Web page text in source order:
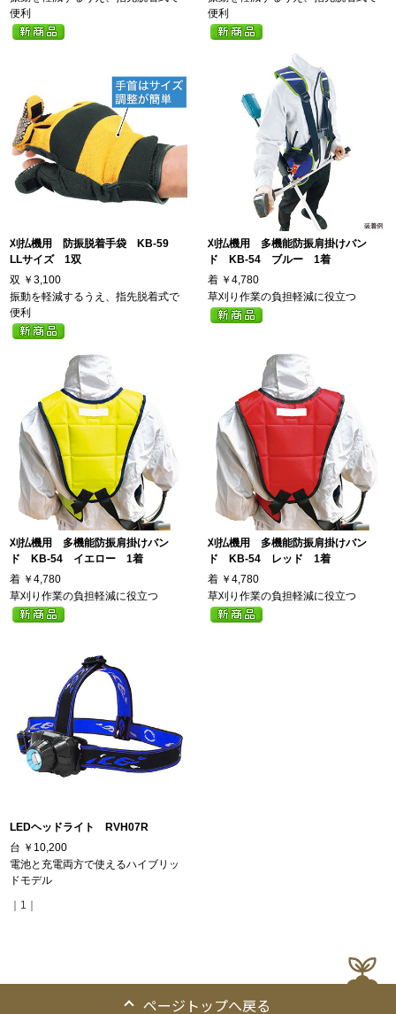
便利
便利
刈払機用 防振脱着手袋 KB-59
LLサイズ 1双
双 ￥3,100
振動を軽減するうえ、指先脱着式で
便利
刈払機用 多機能防振肩掛けバン
ド KB-54 ブルー 1着
着 ￥4,780
草刈り作業の負担軽減に役立つ
刈払機用 多機能防振肩掛けバン
ド KB-54 イエロー 1着
着 ￥4,780
草刈り作業の負担軽減に役立つ
刈払機用 多機能防振肩掛けバン
ド KB-54 レッド 1着
着 ￥4,780
草刈り作業の負担軽減に役立つ
LEDヘッドライト RVH07R
台 ￥10,200
電池と充電両方で使えるハイブリッ
ドモデル
｜1｜
ページトップへ戻る